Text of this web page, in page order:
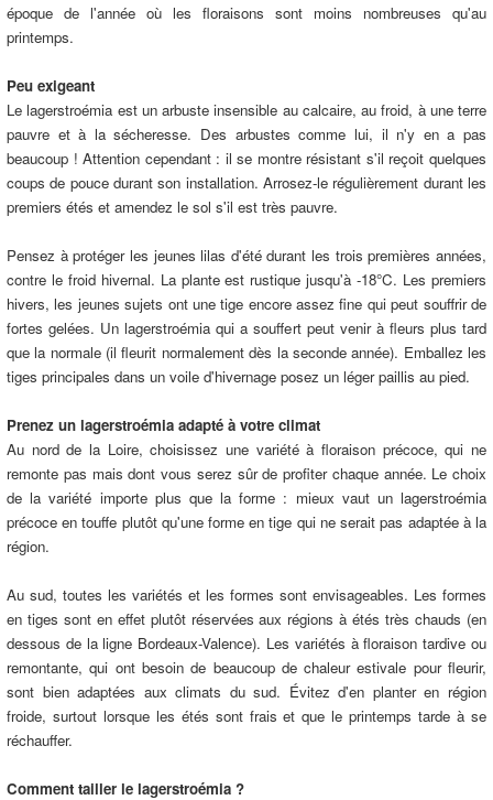
époque de l'année où les floraisons sont moins nombreuses qu'au
printemps.
Peu exigeant
Le lagerstroémia est un arbuste insensible au calcaire, au froid, à une terre
pauvre et à la sécheresse. Des arbustes comme lui, il n'y en a pas
beaucoup ! Attention cependant : il se montre résistant s'il reçoit quelques
coups de pouce durant son installation. Arrosez-le régulièrement durant les
premiers étés et amendez le sol s'il est très pauvre.
Pensez à protéger les jeunes lilas d'été durant les trois premières années,
contre le froid hivernal. La plante est rustique jusqu'à -18°C. Les premiers
hivers, les jeunes sujets ont une tige encore assez fine qui peut souffrir de
fortes gelées. Un lagerstroémia qui a souffert peut venir à fleurs plus tard
que la normale (il fleurit normalement dès la seconde année). Emballez les
tiges principales dans un voile d'hivernage posez un léger paillis au pied.
Prenez un lagerstroémia adapté à votre climat
Au nord de la Loire, choisissez une variété à floraison précoce, qui ne
remonte pas mais dont vous serez sûr de profiter chaque année. Le choix
de la variété importe plus que la forme : mieux vaut un lagerstroémia
précoce en touffe plutôt qu'une forme en tige qui ne serait pas adaptée à la
région.
Au sud, toutes les variétés et les formes sont envisageables. Les formes
en tiges sont en effet plutôt réservées aux régions à étés très chauds (en
dessous de la ligne Bordeaux-Valence). Les variétés à floraison tardive ou
remontante, qui ont besoin de beaucoup de chaleur estivale pour fleurir,
sont bien adaptées aux climats du sud. Évitez d'en planter en région
froide, surtout lorsque les étés sont frais et que le printemps tarde à se
réchauffer.
Comment tailler le lagerstroémia ?